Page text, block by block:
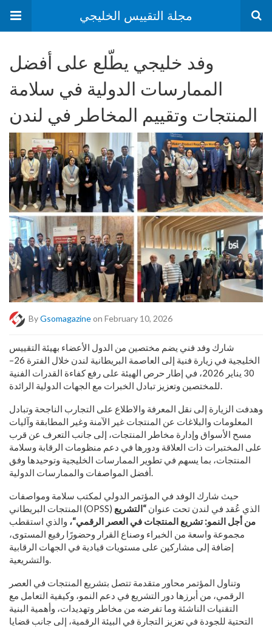
مجلة التقييس الخليجي
وفد خليجي يطّلع على أفضل
الممارسات الدولية في سلامة
المنتجات وتقييم المخاطر في لندن
ByGsomagazineon February 10, 2026
شارك وفد فني يضم مختصين من الدول الأعضاء بهيئة التقييس
الخليجية في زيارة فنية إلى العاصمة البريطانية لندن خلال الفترة 26–
30 يناير 2026، في إطار حرص الهيئة على رفع كفاءة القدرات الفنية
للمختصين وتعزيز تبادل الخبرات مع الجهات الدولية الرائدة.
وهدفت الزيارة إلى نقل المعرفة والاطلاع على التجارب الناجحة وتبادل
المعلومات والبلاغات عن المنتجات غير الآمنة وغير المطابقة وآليات
مسح الأسواق وإدارة مخاطر المنتجات، إلى جانب التعرف عن قرب
على المختبرات ذات العلاقة ودورها في دعم منظومات الرقابة وسلامة
المنتجات، بما يسهم في تطوير الممارسات الخليجية وتوحيدها وفق
أفضل المواصفات والممارسات الدولية.
حيث شارك الوفد في المؤتمر الدولي لمكتب سلامة ومواصفات
المنتجات البريطاني (OPSS) الذي عُقد في لندن تحت عنوان “التشريع
من أجل النمو: تشريع المنتجات في العصر الرقمي“، والذي استقطب
مجموعة واسعة من الخبراء وصناع القرار وحضورًا رفيع المستوى،
إضافة إلى مشاركين على مستويات قيادية في الجهات الرقابية
والتشريعية.
وتناول المؤتمر محاور متقدمة تتصل بتشريع المنتجات في العصر
الرقمي، من أبرزها دور التشريع في دعم النمو، وكيفية التعامل مع
التقنيات الناشئة وما تفرضه من مخاطر وتهديدات، وأهمية البنية
التحتية للجودة في تعزيز التجارة في البيئة الرقمية، إلى جانب قضايا